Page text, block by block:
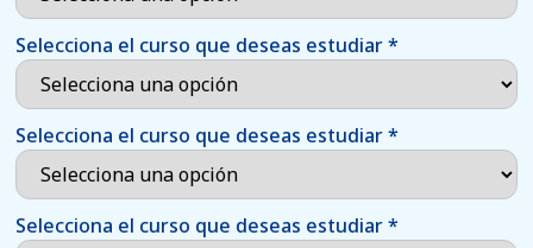
Selecciona el curso que deseas estudiar*
Selecciona el curso que deseas estudiar*
Selecciona el curso que deseas estudiar*